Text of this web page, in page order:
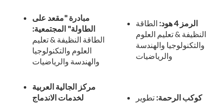
مبادرة "مقعد على
الطاولة" المجتمعية:
الطاقة النظيفة & تعليم
العلوم والتكنولوجيا
والهندسة والرياضيات
الرمز 4 هود:
الطاقة
النظيفة & تعليم العلوم
والتكنولوجيا والهندسة
والرياضيات
مركز الجالية العربية
لخدمات الاندماج
كوكب الرحمة: تطوير